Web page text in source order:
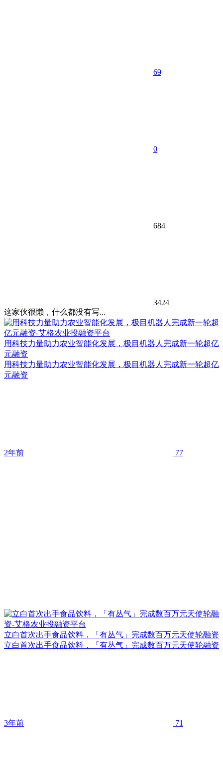
69
0
684
3424
这家伙很懒，什么都没有写...
用科技力量助力农业智能化发展，极目机器人完成新一轮超亿
元融资
用科技力量助力农业智能化发展，极目机器人完成新一轮超亿
元融资
2年前 77
立白首次出手食品饮料，「有丛气」完成数百万元天使轮融资
立白首次出手食品饮料，「有丛气」完成数百万元天使轮融资
3年前 71